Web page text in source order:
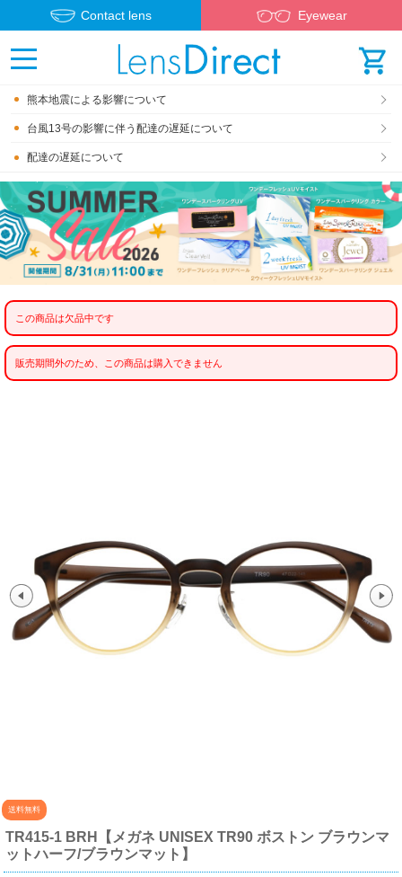
Contact lens Eyewear
熊本地震による影響について
台風13号の影響に伴う配達の遅延について
配達の遅延について
この商品は欠品中です
販売期間外のため、この商品は購入できません
送料無料
TR415-1 BRH【メガネ UNISEX TR90 ボストン ブラウンマ
ットハーフ/ブラウンマット】